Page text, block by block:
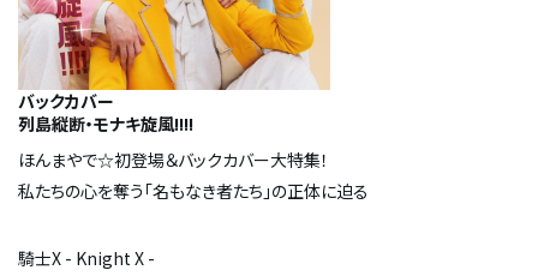
バックカバー
列島縦断・モナキ旋風!!!!
ほんまやで☆初登場＆バックカバー大特集！
私たちの心を奪う「名もなき者たち」の正体に迫る
騎士X - Knight X -